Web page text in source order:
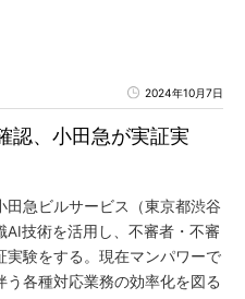
2024年10月7日
認、小田急が実証実
急ビルサービス（東京都渋谷
AI技術を活用し、不審者・不審
験をする。現在マンパワーで
各種対応業務の効率化を図る